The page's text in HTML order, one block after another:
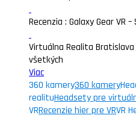
Recenzia : Galaxy Gear VR
Virtuálna Realita
všetkých
Viac
360 kamery360 kamery
realituHeadsety pre
VRRecenzie hier pre VRVR